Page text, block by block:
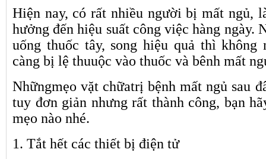
Hiện nay, có rất nhiều người bị mất ngủ,
hưởng đến hiệu suất công việc hàng ngày.
uống thuốc tây, song hiệu quả thì
càng bị lệ thuuộc vào thuốc và bênh mất
Nhữngmẹo vặt chữatrị bệnh mất ngủ sau
tuy đơn giản nhưng rất thành công, bạn
mẹo nào nhé.
1. Tắt hết các thiết bị điện tử